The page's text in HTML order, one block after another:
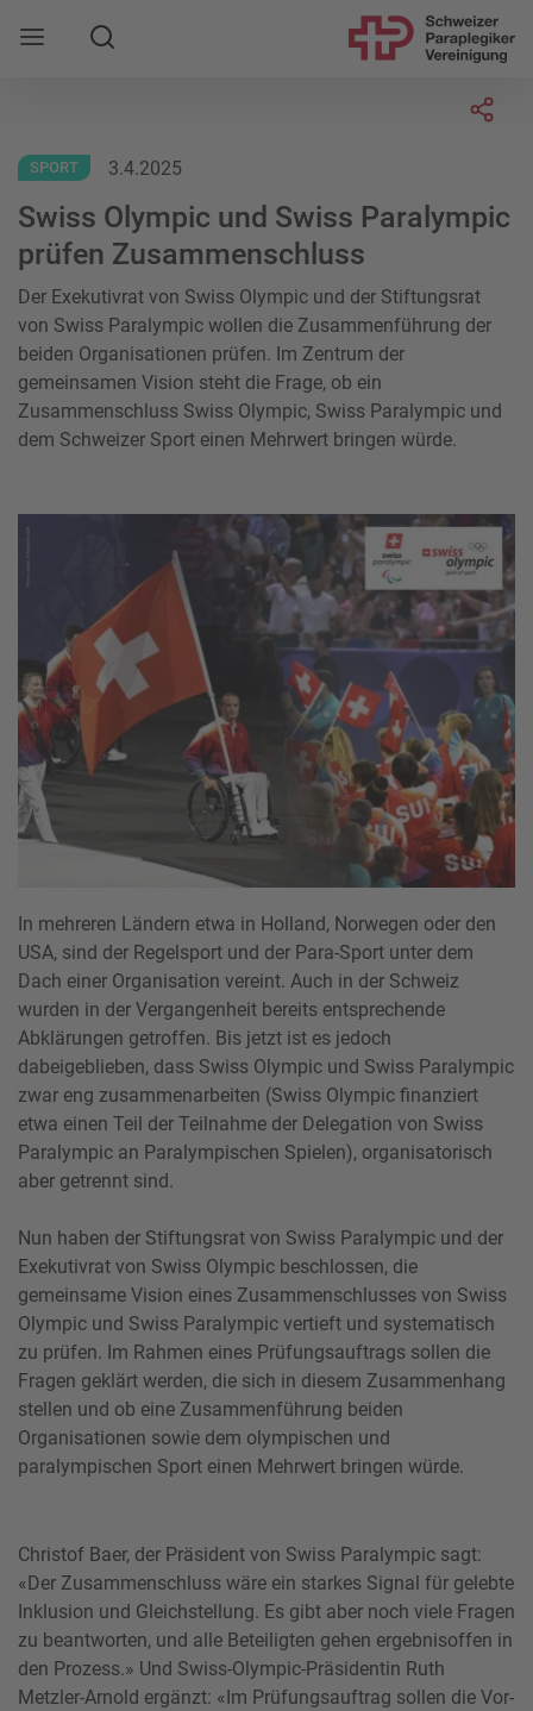
Mobile Navigation öffnen
Suche
SPORT 3.4.2025
Swiss Olympic und Swiss Paralympic
prüfen Zusammenschluss
Der Exekutivrat von Swiss Olympic und der Stiftungsrat
von Swiss Paralympic wollen die Zusammenführung der
beiden Organisationen prüfen. Im Zentrum der
gemeinsamen Vision steht die Frage, ob ein
Zusammenschluss Swiss Olympic, Swiss Paralympic und
dem Schweizer Sport einen Mehrwert bringen würde.
In mehreren Ländern etwa in Holland, Norwegen oder den
USA, sind der Regelsport und der Para-Sport unter dem
Dach einer Organisation vereint. Auch in der Schweiz
wurden in der Vergangenheit bereits entsprechende
Abklärungen getroffen. Bis jetzt ist es jedoch
dabeigeblieben, dass Swiss Olympic und Swiss Paralympic
zwar eng zusammenarbeiten (Swiss Olympic finanziert
etwa einen Teil der Teilnahme der Delegation von Swiss
Paralympic an Paralympischen Spielen), organisatorisch
aber getrennt sind.
Nun haben der Stiftungsrat von Swiss Paralympic und der
Exekutivrat von Swiss Olympic beschlossen, die
gemeinsame Vision eines Zusammenschlusses von Swiss
Olympic und Swiss Paralympic vertieft und systematisch
zu prüfen. Im Rahmen eines Prüfungsauftrags sollen die
Fragen geklärt werden, die sich in diesem Zusammenhang
stellen und ob eine Zusammenführung beiden
Organisationen sowie dem olympischen und
paralympischen Sport einen Mehrwert bringen würde.
Christof Baer, der Präsident von Swiss Paralympic sagt:
«Der Zusammenschluss wäre ein starkes Signal für gelebte
Inklusion und Gleichstellung. Es gibt aber noch viele Fragen
zu beantworten, und alle Beteiligten gehen ergebnisoffen in
den Prozess.» Und Swiss-Olympic-Präsidentin Ruth
Metzler-Arnold ergänzt: «Im Prüfungsauftrag sollen die Vor-